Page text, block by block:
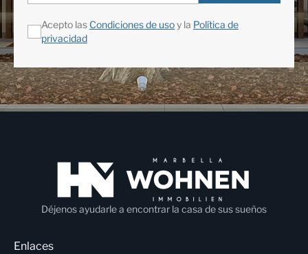
Acepto las Condiciones de usoy la Política de
privacidad
Déjenos ayudarle a encontrar la casa de sus sueños
Enlaces